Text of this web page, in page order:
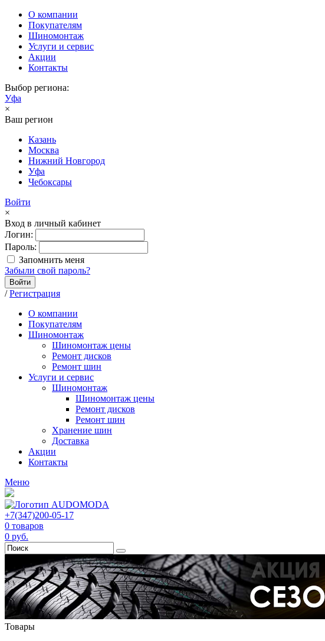
О компании
Покупателям
Шиномонтаж
Услуги и сервис
Акции
Контакты
Выбор региона:
Уфа
×
Ваш регион
Казань
Москва
Нижний Новгород
Уфа
Чебоксары
Войти
×
Вход в личный кабинет
Логин:
Пароль:
Запомнить меня
Забыли свой пароль?
Войти
/ Регистрация
О компании
Покупателям
Шиномонтаж
Шиномонтаж цены
Ремонт дисков
Ремонт шин
Услуги и сервис
Шиномонтаж
Шиномонтаж цены
Ремонт дисков
Ремонт шин
Хранение шин
Доставка
Акции
Контакты
Меню
+7(347)200-05-17
0 товаров
0 руб.
Товары